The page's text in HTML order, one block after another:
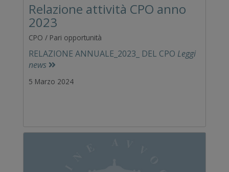
Relazione attività CPO anno
2023
CPO / Pari opportunità
RELAZIONE ANNUALE_2023_ DEL CPO Leggi
news
5 Marzo 2024